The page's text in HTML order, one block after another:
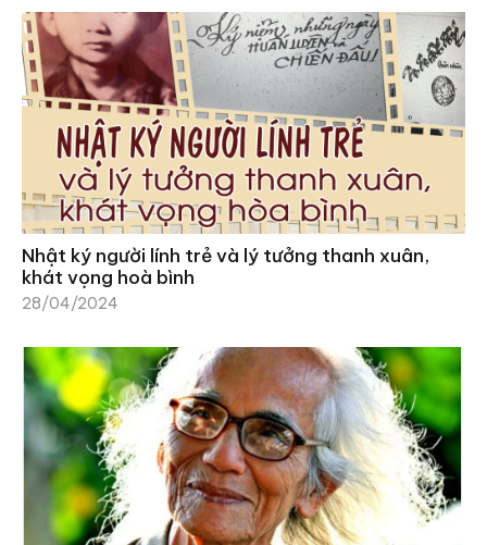
Nhật ký người lính trẻ và lý tưởng thanh xuân,
khát vọng hoà bình
28/04/2024